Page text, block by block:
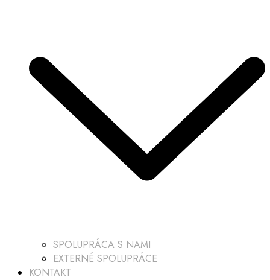
SPOLUPRÁCA S NAMI
EXTERNÉ SPOLUPRÁCE
KONTAKT